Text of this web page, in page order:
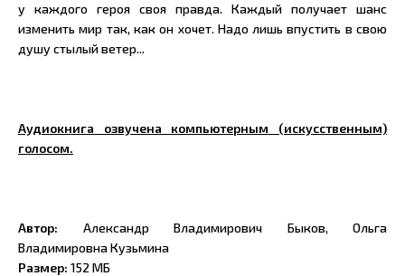
у каждого героя своя правда. Каждый получает шанс
изменить мир так, как он хочет. Надо лишь впустить в свою
душу стылый ветер...
Аудиокнига озвучена компьютерным (искусственным)
голосом.
Автор: Александр Владимирович Быков, Ольга
Владимировна Кузьмина
Размер: 152 МБ